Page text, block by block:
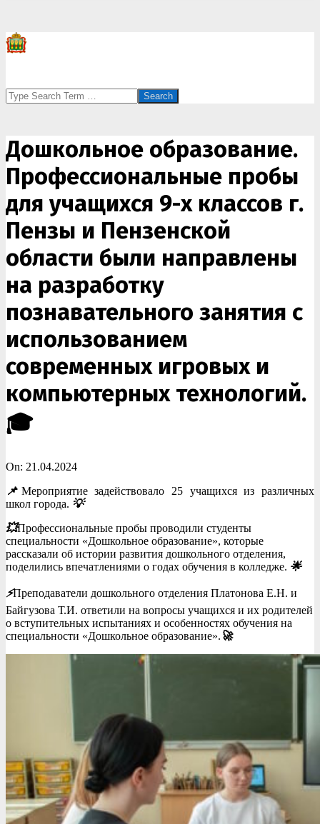
Search
Дошкольное образование.
Профессиональные пробы
для учащихся 9-х классов г.
Пензы и Пензенской
области были направлены
на разработку
познавательного занятия с
использованием
современных игровых и
компьютерных технологий.
🎓
On: 21.04.2024
📌 Мероприятие задействовало 25 учащихся из различных
школ города. 💡
💥Профессиональные пробы проводили студенты
специальности «Дошкольное образование», которые
рассказали об истории развития дошкольного отделения,
поделились впечатлениями о годах обучения в колледже. 🌟
⚡️Преподаватели дошкольного отделения Платонова Е.Н. и
Байгузова Т.И. ответили на вопросы учащихся и их родителей
о вступительных испытаниях и особенностях обучения на
специальности «Дошкольное образование». 🚀